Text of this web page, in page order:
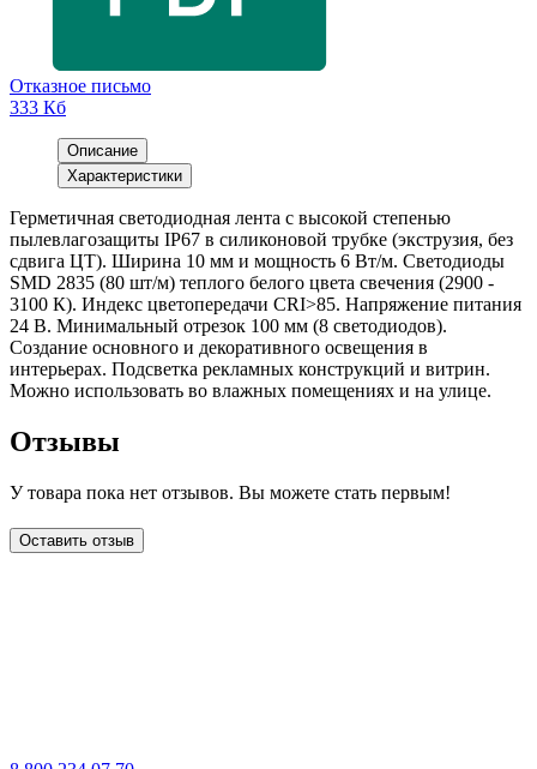
Отказное письмо
333 Кб
Описание
Характеристики
Герметичная светодиодная лента с высокой степенью
пылевлагозащиты IP67 в силиконовой трубке (экструзия, без
сдвига ЦТ). Ширина 10 мм и мощность 6 Вт/м. Светодиоды
SMD 2835 (80 шт/м) теплого белого цвета свечения (2900 -
3100 К). Индекс цветопередачи CRI>85. Напряжение питания
24 В. Минимальный отрезок 100 мм (8 светодиодов).
Создание основного и декоративного освещения в
интерьерах. Подсветка рекламных конструкций и витрин.
Можно использовать во влажных помещениях и на улице.
Отзывы
У товара пока нет отзывов. Вы можете стать первым!
Оставить отзыв